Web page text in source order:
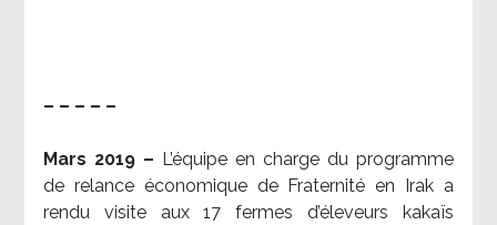
– – – – –
Mars 2019 – L’équipe en charge du programme
de relance économique de Fraternité en Irak a
rendu visite aux 17 fermes d’éleveurs kakaïs